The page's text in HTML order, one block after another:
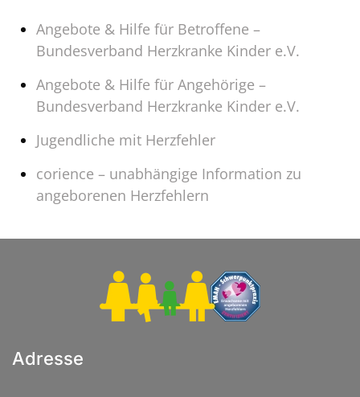
Angebote & Hilfe für Betroffene –
Bundesverband Herzkranke Kinder e.V.
Angebote & Hilfe für Angehörige –
Bundesverband Herzkranke Kinder e.V.
Jugendliche mit Herzfehler
corience – unabhängige Information zu
angeborenen Herzfehlern
Adresse